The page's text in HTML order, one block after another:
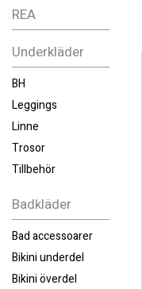
REA
Underkläder
BH
Leggings
Linne
Trosor
Tillbehör
Badkläder
Bad accessoarer
Bikini underdel
Bikini överdel